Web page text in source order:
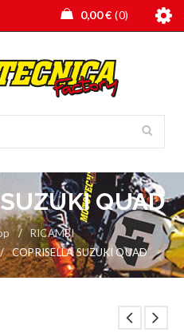
0,00€ 0
QUAD
/
RICAMBI
/ COPRISELLA SUZUKI QUAD